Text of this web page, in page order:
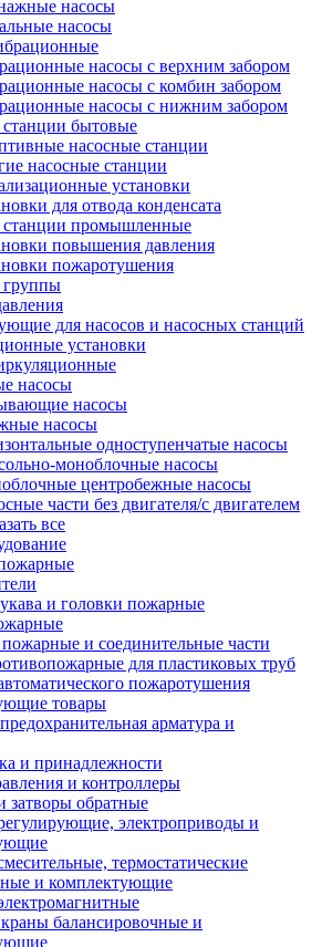
насосы
насосы
насосы с верхним забором
насосы с комбин забором
насосы с нижним забором
бытовые
насосные станции
насосные станции
установки
для отвода конденсата
станции промышленные
повышения давления
пожаротушения
группы
для насосов и насосных станций
установки
насосы
насосы
насосы
одноступенчатые насосы
моноблочные насосы
центробежные насосы
части без двигателя/с двигателем
все
и головки пожарные
и соединительные части
для пластиковых труб
пожаротушения
товары
арматура и
и принадлежности
и контроллеры
затворы обратные
электроприводы и
термостатические
и комплектующие
балансировочные и